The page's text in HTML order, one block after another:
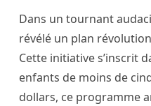
Dans un tournant
révélé un plan
Cette initiative s’inscrit
enfants de moins de
dollars, ce programme